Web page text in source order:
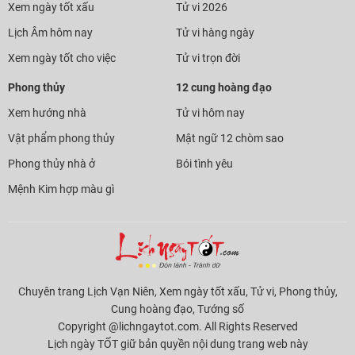
Xem ngày tốt xấu
Lịch Âm hôm nay
Xem ngày tốt cho việc
Tử vi 2026
Tử vi hàng ngày
Tử vi trọn đời
Phong thủy
Xem hướng nhà
Vật phẩm phong thủy
Phong thủy nhà ở
Mệnh Kim hợp màu gì
12 cung hoàng đạo
Tử vi hôm nay
Mật ngữ 12 chòm sao
Bói tình yêu
Chuyên trang Lịch Vạn Niên, Xem ngày tốt xấu, Tử vi, Phong thủy,
Cung hoàng đạo, Tướng số
Copyright @lichngaytot.com. All Rights Reserved
Lịch ngày TỐT giữ bản quyền nội dung trang web này